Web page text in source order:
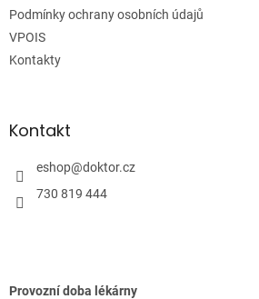
Podmínky ochrany osobních údajů
VPOIS
Kontakty
Kontakt
eshop@doktor.cz
730 819 444
Provozní doba lékárny